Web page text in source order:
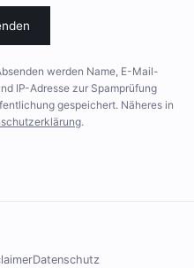
werden Name, E-Mail-
IP-Adresse zur Spamprüfung
gespeichert. Näheres in
.
Datenschutz